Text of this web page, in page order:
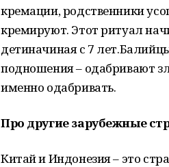
кремации, родственники
кремируют. Этот ритуал
детиначиная с 7
подношения – одабривают
именно одабривать.
Про другие зарубежные
Китай и Индонезия – это